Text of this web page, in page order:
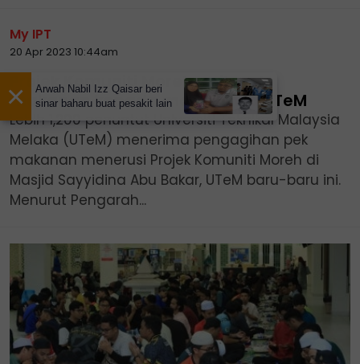
My IPT
20 Apr 2023 10:44am
Projek Komuniti Moreh agih pek
makanan kepada mahasiswa UTeM
Lebih 1,200 penuntut Universiti Teknikal Malaysia
Melaka (UTeM) menerima pengagihan pek
makanan menerusi Projek Komuniti Moreh di
Masjid Sayyidina Abu Bakar, UTeM baru-baru ini.
Menurut Pengarah...
×
Arwah Nabil Izz Qaisar beri
sinar baharu buat pesakit lain